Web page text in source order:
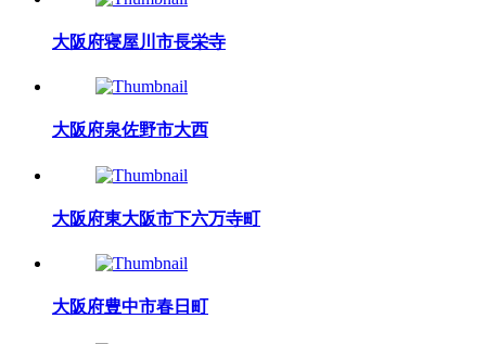
大阪府寝屋川市長栄寺
大阪府泉佐野市大西
大阪府東大阪市下六万寺町
大阪府豊中市春日町